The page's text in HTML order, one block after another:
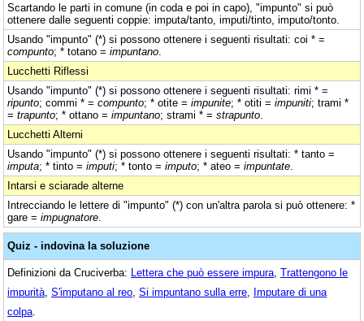
Scartando le parti in comune (in coda e poi in capo), "impunto" si può
ottenere dalle seguenti coppie: imputa/tanto, imputi/tinto, imputo/tonto.
Usando "impunto" (*) si possono ottenere i seguenti risultati: coi * =
compunto; * totano = impuntano
Lucchetti Riflessi
Usando "impunto" (*) si possono ottenere i seguenti risultati: rimi * =
ripunto; commi * = compunto; * otite = impunite; * otiti = impuniti; trami *
= trapunto; * ottano = impuntano; strami * = strapunto
Lucchetti Alterni
Usando "impunto" (*) si possono ottenere i seguenti risultati: * tanto =
imputa; * tinto = imputi; * tonto = imputo; * ateo = impuntate
Intarsi e sciarade alterne
Intrecciando le lettere di "impunto" (*) con un'altra parola si può ottenere: *
gare = impugnatore
Quiz - indovina la soluzione
Definizioni da Cruciverba: Lettera che può essere impura Trattengono le
impurità S'imputano al reo Si impuntano sulla erre Imputare di una
colpa